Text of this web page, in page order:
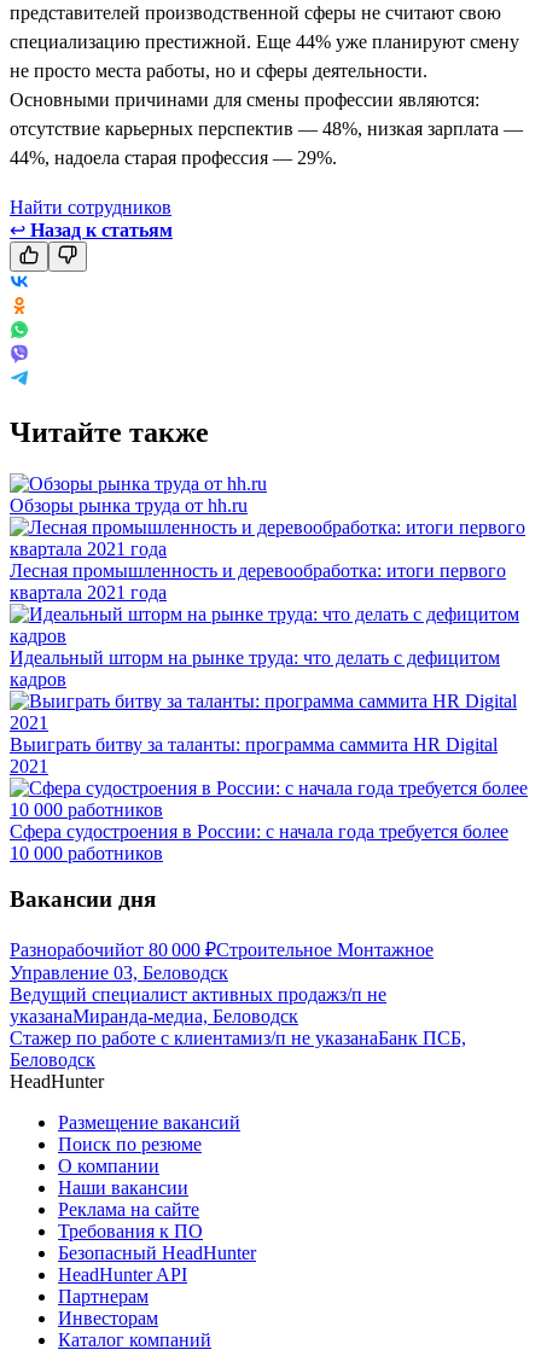
представителей производственной сферы не считают свою
специализацию престижной. Еще 44% уже планируют смену
не просто места работы, но и сферы деятельности.
Основными причинами для смены профессии являются:
отсутствие карьерных перспектив — 48%, низкая зарплата —
44%, надоела старая профессия — 29%.
Найти сотрудников
↩ Назад к статьям
Читайте также
Обзоры рынка труда от hh.ru
Лесная промышленность и деревообработка: итоги первого
квартала 2021 года
Идеальный шторм на рынке труда: что делать с дефицитом
кадров
Выиграть битву за таланты: программа саммита HR Digital
2021
Сфера судостроения в России: с начала года требуется более
10 000 работников
Вакансии дня
Разнорабочийот 80 000 ₽Строительное Монтажное
Управление 03, Беловодск
Ведущий специалист активных продажз/п не
указанаМиранда-медиа, Беловодск
Стажер по работе с клиентамиз/п не указанаБанк ПСБ,
Беловодск
HeadHunter
Размещение вакансий
Поиск по резюме
О компании
Наши вакансии
Реклама на сайте
Требования к ПО
Безопасный HeadHunter
HeadHunter API
Партнерам
Инвесторам
Каталог компаний